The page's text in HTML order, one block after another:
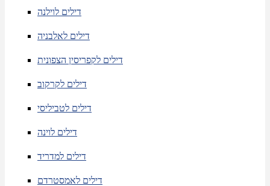
דילים לוילנה
דילים לאלבניה
דילים לקפריסין הצפונית
דילים לקרקוב
דילים לטביליסי
דילים לוינה
דילים למדריד
דילים לאמסטרדם